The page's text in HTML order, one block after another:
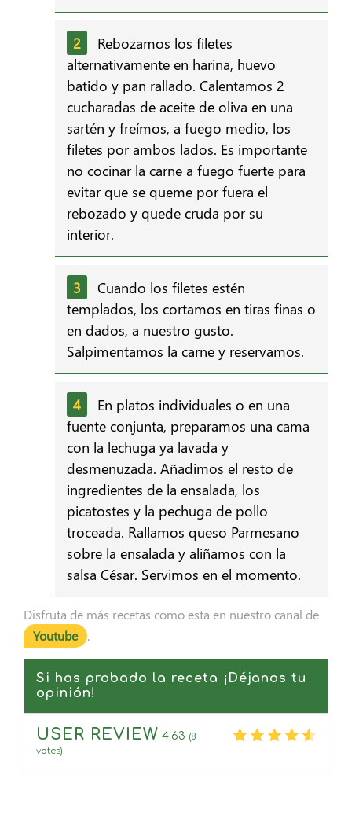
Rebozamos los filetes
alternativamente en harina, huevo
batido y pan rallado. Calentamos 2
cucharadas de aceite de oliva en una
sartén y freímos, a fuego medio, los
filetes por ambos lados. Es importante
no cocinar la carne a fuego fuerte para
evitar que se queme por fuera el
rebozado y quede cruda por su
interior.
Cuando los filetes estén
templados, los cortamos en tiras finas o
en dados, a nuestro gusto.
Salpimentamos la carne y reservamos.
En platos individuales o en una
fuente conjunta, preparamos una cama
con la lechuga ya lavada y
desmenuzada. Añadimos el resto de
ingredientes de la ensalada, los
picatostes y la pechuga de pollo
troceada. Rallamos queso Parmesano
sobre la ensalada y aliñamos con la
salsa César. Servimos en el momento.
Disfruta de más recetas como esta en nuestro canal de
Youtube
.
Si has probado la receta ¡Déjanos tu
opinión!
USER REVIEW 4.63 (8
votes)